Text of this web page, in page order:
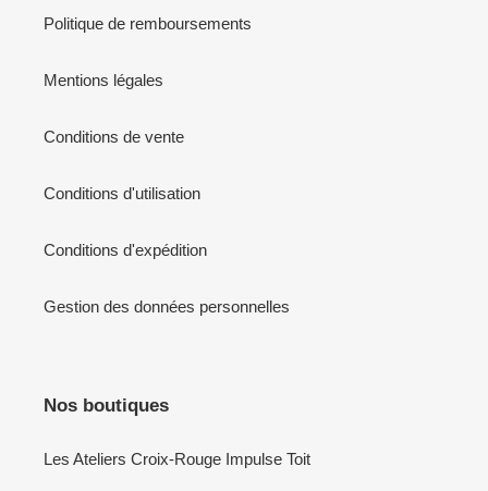
Politique de remboursements
Mentions légales
Conditions de vente
Conditions d'utilisation
Conditions d'expédition
Gestion des données personnelles
Nos boutiques
Les Ateliers Croix-Rouge Impulse Toit